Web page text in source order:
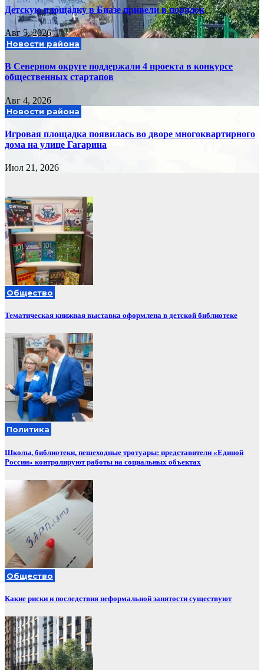
Детскую площадку в Биазе привели в порядок
Авг 5, 2026
Новости района
В Северном округе поддержали 4 проекта в конкурсе
общественных стартапов
Авг 4, 2026
Новости района
Игровая площадка появилась во дворе многоквартирного
дома на улице Гагарина
Июл 21, 2026
Общество
Тематическая книжная выставка оформлена в детской библиотеке
Политика
Школы, библиотеки, пешеходные тротуары: представители «Единой
России» контролируют работы на социальных объектах
Общество
Какие риски и последствия неформальной занятости существуют